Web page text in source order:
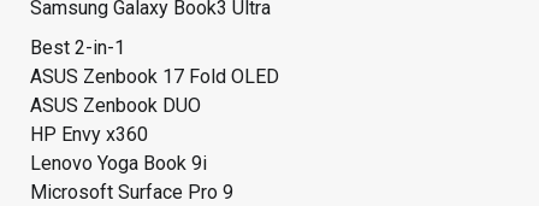
Samsung Galaxy Book3 Ultra
Best 2-in-1
ASUS Zenbook 17 Fold OLED
ASUS Zenbook DUO
HP Envy x360
Lenovo Yoga Book 9i
Microsoft Surface Pro 9